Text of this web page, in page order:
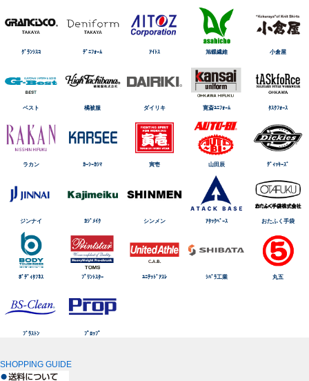
ｸﾞﾗﾝｼｽｺ ﾃﾞﾆﾌｫｰﾑ ｱｲﾄｽ 旭蝶繊維 小倉屋
ベスト 橘被服 ダイリキ 寛斎ﾕﾆﾌｫｰﾑ ﾀｽｸﾌｫｰｽ
ラカン ｶｰｼｰｶｼﾏ 寅壱 山田辰 ﾃﾞｨｯｷｰｽﾞ
ジンナイ ｶｼﾞﾒｲｸ シンメン ｱﾀｯｸﾍﾞｰｽ おたふく手袋
ﾎﾞﾃﾞｨﾀﾌﾈｽ ﾌﾟﾘﾝﾄｽﾀｰ ﾕﾆﾃｯﾄﾞｱｽﾚ ｼﾊﾞﾗ工業 丸五
ﾌﾞﾗｽﾄﾝ ﾌﾟﾛｯﾌﾟ
SHOPPING GUIDE